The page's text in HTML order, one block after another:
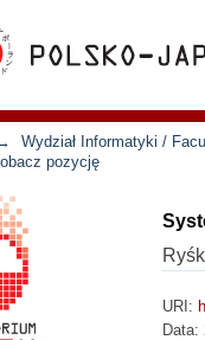
Wydział Informatyki /
pozycję
URI:
Data: